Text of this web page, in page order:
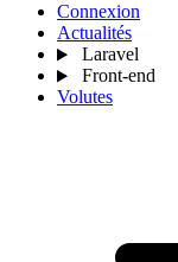
Connexion
Actualités
Laravel
Front-end
Volutes